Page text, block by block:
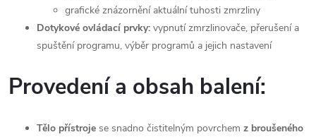
grafické znázornění aktuální tuhosti zmrzliny
Dotykové ovládací prvky: vypnutí zmrzlinovače, přerušení a
spuštění programu, výběr programů a jejich nastavení
Provedení a obsah balení:
Tělo přístroje se snadno čistitelným povrchem z broušeného